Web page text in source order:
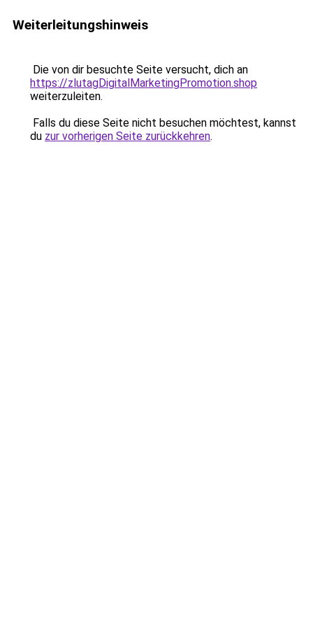
Weiterleitungshinweis
Die von dir besuchte Seite versucht, dich an
https://zlutagDigitalMarketingPromotion.shop
weiterzuleiten.
Falls du diese Seite nicht besuchen möchtest, kannst
du zur vorherigen Seite zurückkehren.